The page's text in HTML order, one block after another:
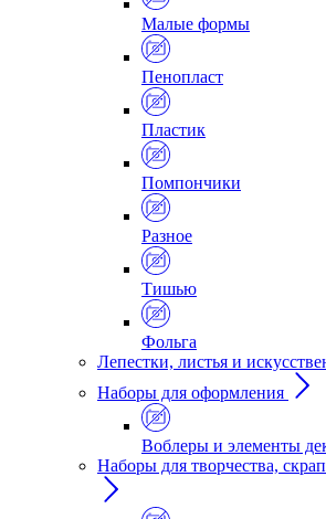
Малые формы
Пенопласт
Пластик
Помпончики
Разное
Тишью
Фольга
Лепестки, листья и
Наборы для оформления
Воблеры и элементы
Наборы для творчества,